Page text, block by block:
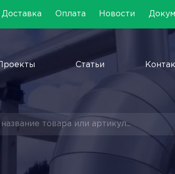
Доставка Оплата Новости
Проекты Статьи